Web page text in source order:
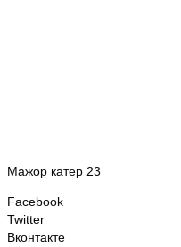
Мажор катер 23
Facebook
Twitter
Вконтакте